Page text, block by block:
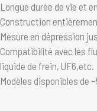
Longue durée de vie et
Construction
Mesure en dépression
Compatibilité avec les
liquide de frein, UF6,etc.
Modèles disponibles de